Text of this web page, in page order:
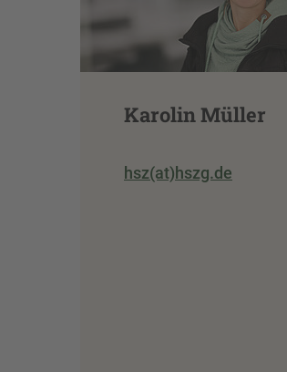
Karolin Müller
hsz(at)hszg.de